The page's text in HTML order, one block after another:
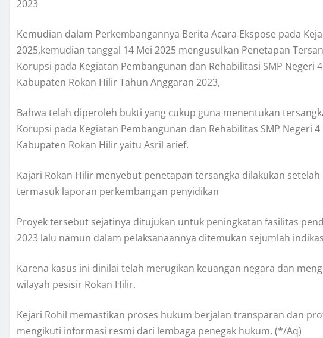
2023
Kemudian dalam Perkembangannya Berita Acara Ekspose pada
2025,kemudian tanggal 14 Mei 2025 mengusulkan Penetapan
Korupsi pada Kegiatan Pembangunan dan Rehabilitasi SMP Negeri
Kabupaten Rokan Hilir Tahun Anggaran 2023,
Bahwa telah diperoleh bukti yang cukup guna menentukan
Korupsi pada Kegiatan Pembangunan dan Rehabilitas SMP Negeri
Kabupaten Rokan Hilir yaitu Asril arief.
Kajari Rokan Hilir menyebut penetapan tersangka dilakukan
termasuk laporan perkembangan penyidikan
Proyek tersebut sejatinya ditujukan untuk peningkatan fasilitas
2023 lalu namun dalam pelaksanaannya ditemukan sejumlah
Karena kasus ini dinilai telah merugikan keuangan negara dan
wilayah pesisir Rokan Hilir.
Kejari Rohil memastikan proses hukum berjalan transparan dan
mengikuti informasi resmi dari lembaga penegak hukum. (*/Aq)